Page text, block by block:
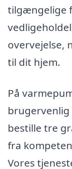
tilgængelige
overvejelse,
til dit hjem.
På
bestille tre
fra
Vores